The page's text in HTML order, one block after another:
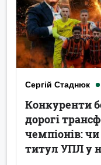
Сергій Стаднюк
Конкуренти
дорогі
чемпіонів:
титул УПЛ у